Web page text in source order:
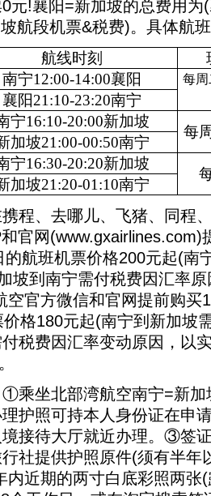
元!襄阳=新加坡的总费用为
航段机票&税费)。具体航
航线时刻
南宁12:00-14:00襄阳 每
襄阳21:10-23:20南宁
宁16:10-20:00新加坡
每
加坡21:00-00:50南宁
宁16:30-20:20新加坡
加坡21:20-01:10南宁
、去哪儿、飞猪、同程
官网(www.gxairlines.com)
的航班机票价格200元起(南
坡到南宁需付税费因汇率
空官方微信和官网提前购买
格180元起(南宁到新加坡
税费因汇率变动原因，以
坐北部湾航空南宁=新加
护照可持本人身份证在申
接待大厅就近办理。③签
社提供护照原件(须有半年
内近期的两寸白底彩照两张